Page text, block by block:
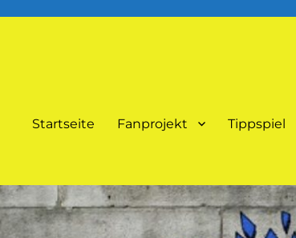
Startseite Fanprojekt Tippspiel